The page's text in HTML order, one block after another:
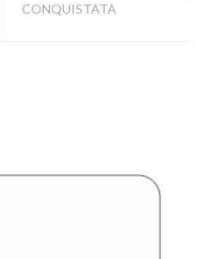
CONQUISTATA